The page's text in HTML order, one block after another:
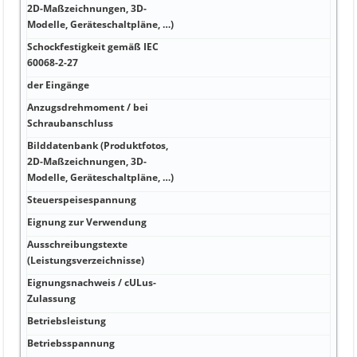
2D-Maßzeichnungen, 3D-
Modelle, Geräteschaltpläne, …)
Schockfestigkeit gemäß IEC
60068-2-27
der Eingänge
Anzugsdrehmoment / bei
Schraubanschluss
Bilddatenbank (Produktfotos,
2D-Maßzeichnungen, 3D-
Modelle, Geräteschaltpläne, …)
Steuerspeisespannung
Eignung zur Verwendung
Ausschreibungstexte
(Leistungsverzeichnisse)
Eignungsnachweis / cULus-
Zulassung
Betriebsleistung
Betriebsspannung